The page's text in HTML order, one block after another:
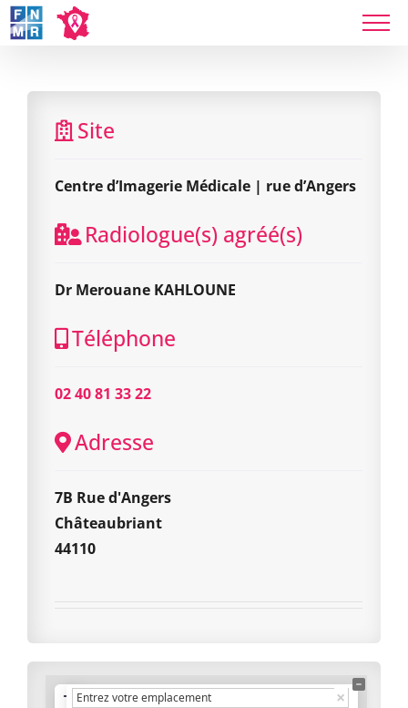
Skip
to
Site
Centre d’Imagerie Médicale | rue d’Angers
Radiologue(s) agréé(s)
Dr Merouane KAHLOUNE
Téléphone
02 40 81 33 22
Adresse
7B Rue d'Angers
Châteaubriant
44110
+